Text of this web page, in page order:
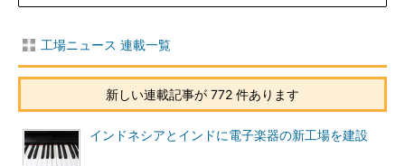
工場ニュース 連載一覧
新しい連載記事が 772 件あります
インドネシアとインドに電子楽器の新工場を建設